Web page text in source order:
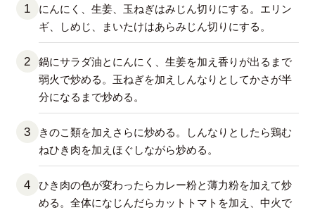
にんにく、生姜、玉ねぎはみじん切りにする。エリン
ギ、しめじ、まいたけはあらみじん切りにする。
鍋にサラダ油とにんにく、生姜を加え香りが出るまで
弱火で炒める。玉ねぎを加えしんなりとしてかさが半
分になるまで炒める。
きのこ類を加えさらに炒める。しんなりとしたら鶏む
ねひき肉を加えほぐしながら炒める。
ひき肉の色が変わったらカレー粉と薄力粉を加えて炒
める。全体になじんだらカットトマトを加え、中火で